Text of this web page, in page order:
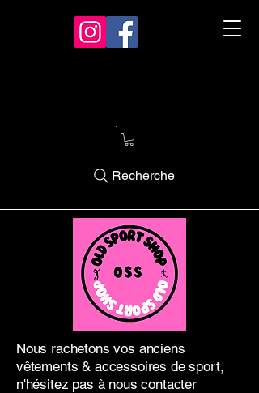
Nous rachetons vos anciens
vêtements & accessoires de sport,
n'hésitez pas à nous contacter
Recherche